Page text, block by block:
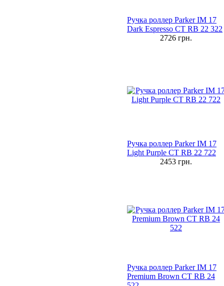
Ручка роллер Parker IM 17
Dark Espresso CT RB 22 322
2726 грн.
Ручка роллер Parker IM 17
Light Purple CT RB 22 722
2453 грн.
Ручка роллер Parker IM 17
Premium Brown CT RB 24